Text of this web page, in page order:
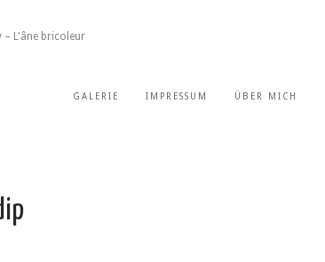
– L'âne bricoleur
GALERIE IMPRESSUM ÜBER MICH